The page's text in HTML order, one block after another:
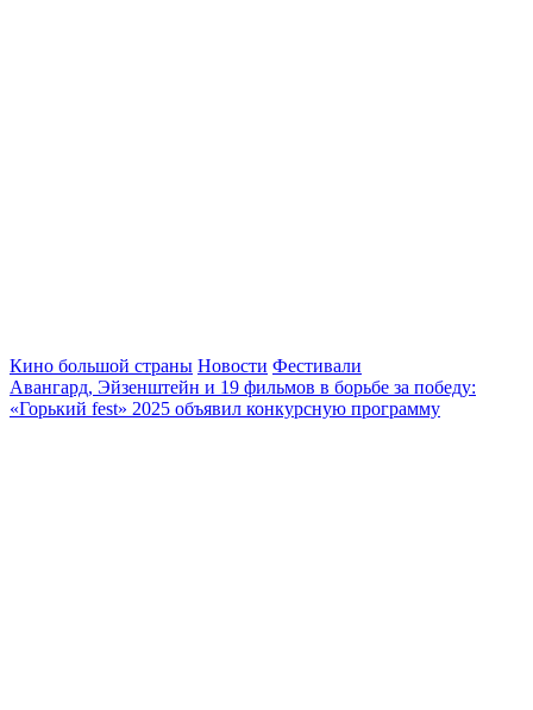
Кино большой страны Новости Фестивали
Авангард, Эйзенштейн и 19 фильмов в борьбе за победу:
«Горький fest» 2025 объявил конкурсную программу